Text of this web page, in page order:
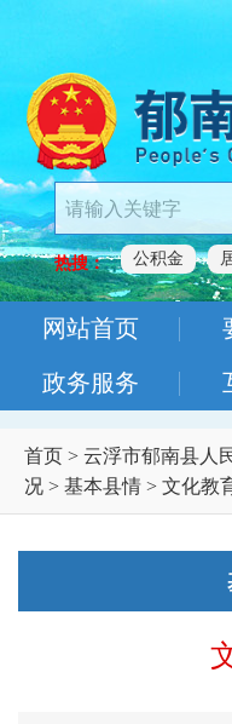
热搜： 公积金
网站首页
政务服务
首页 > 云浮市郁南县人
况 > 基本县情 > 文化教